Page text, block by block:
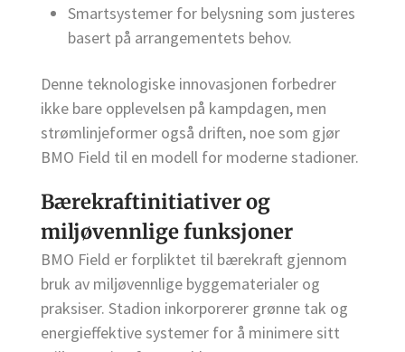
Smartsystemer for belysning som justeres
basert på arrangementets behov.
Denne teknologiske innovasjonen forbedrer
ikke bare opplevelsen på kampdagen, men
strømlinjeformer også driften, noe som gjør
BMO Field til en modell for moderne stadioner.
Bærekraftinitiativer og
miljøvennlige funksjoner
BMO Field er forpliktet til bærekraft gjennom
bruk av miljøvennlige byggematerialer og
praksiser. Stadion inkorporerer grønne tak og
energieffektive systemer for å minimere sitt